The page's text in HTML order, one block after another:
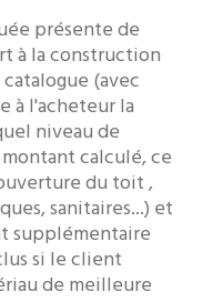
présente de
à la construction
(avec
à l'acheteur la
niveau de
calculé, ce
du toit ,
sanitaires...) et
supplémentaire
si le client
de meilleure